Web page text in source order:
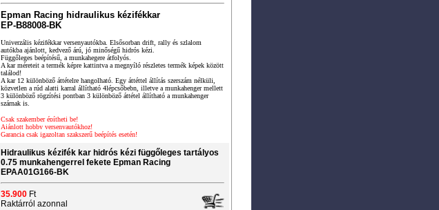
Epman Racing hidraulikus kézifékkar
EP-B88008-BK
Univerzális kézifékkar versenyautókba. Elsősorban drift, rally és szlalom
autókba ajánlott, kedvező árú, jó minőségű hidrós kézi.
Függőleges beépítésű, a munkahegere átfolyós.
A kar méreteit a termék képre kattintva a megnyíló részletes termék képek között
találod!
A kar 12 különböző áttételre hangolható. Egy áttéttel állítás szerszám nélküli,
közvetlen a rúd alatti karral állítható 4lépcsőbebn, illetve a munkahenger mellett
3 különböző rögzítési pontban 3 különböző áttétel állítható a munkahenger
szárnak is.
Csak szakember építheti be!
Ajánlott hobby versenyautókhoz!
Garancia csak igazoltan szakszerű beépítés esetén!
Hidraulikus kézifék kar hidrós kézi függőleges tartályos
0.75 munkahengerrel fekete Epman Racing
EPAA01G166-BK
35.900 Ft
Raktárról azonnal